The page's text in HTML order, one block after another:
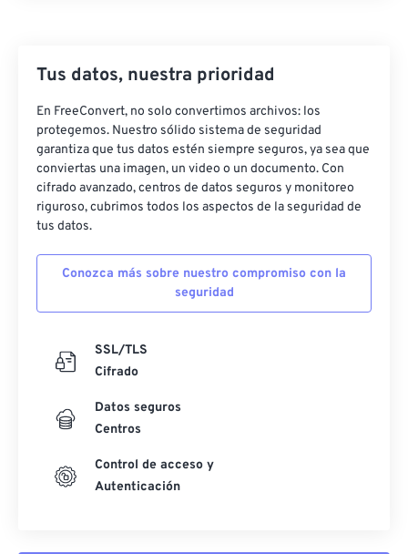
Tus datos, nuestra prioridad
En FreeConvert, no solo convertimos archivos: los
protegemos. Nuestro sólido sistema de seguridad
garantiza que tus datos estén siempre seguros, ya sea que
conviertas una imagen, un video o un documento. Con
cifrado avanzado, centros de datos seguros y monitoreo
riguroso, cubrimos todos los aspectos de la seguridad de
tus datos.
Conozca más sobre nuestro compromiso con la
seguridad
SSL/TLS
Cifrado
Datos seguros
Centros
Control de acceso y
Autenticación